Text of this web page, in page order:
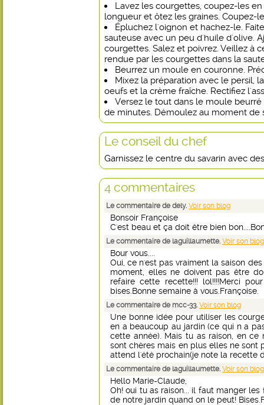
Lavez les courgettes, coupez-les
longueur et ôtez les graines. Coupez-
Épluchez l'oignon et hachez-le.
sauteuse avec un peu d'huile d'olive.
courgettes. Salez et poivrez. Veillez à
rendue par les courgettes dans la
Beurrez un moule en couronne.
Mixez la préparation avec le persil,
oeufs et la crème fraîche. Rectifiez
Versez le tout dans le moule
de minutes. Démoulez au moment de
Le conseil du chef
Garnissez le centre du savarin avec
4 commentaires
Le commentaire de dely. Voir son blog
Bonsoir Françoise
C'est beau et ça doit être bien
Le commentaire de laguillaumette. Voir son blog
Bour vous....
Oui, ce n'est pas vraiment la saison
moment, elles ne doivent pas être
refaire cette recette!!! lol!!!!Merci
bises.Bonne semaine à vous.Françoise.
Le commentaire de mcc-33. Voir son blog
Une bonne idée pour utiliser les
en a beaucoup au jardin (ce qui n a
cette année). Mais tu as raison, en
sont chères mais en plus elles ne sont
attend l'été prochain(je note la recette
Le commentaire de laguillaumette. Voir son blog
Hello Marie-Claude,
Oh! oui tu as raison... il faut manger
de notre jardin quand on le peut!